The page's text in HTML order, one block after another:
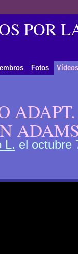
POR
Fotos Vídeos
L. el octubre